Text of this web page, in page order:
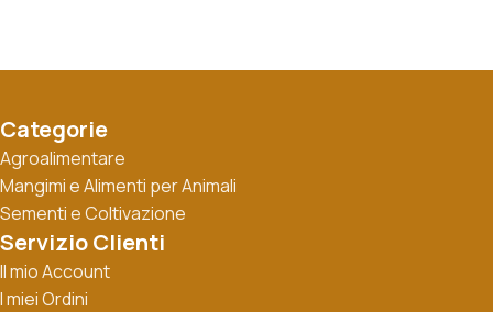
Categorie
Agroalimentare
Mangimi e Alimenti per Animali
Sementi e Coltivazione
Servizio Clienti
Il mio Account
I miei Ordini